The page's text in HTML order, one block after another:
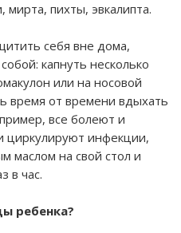
мирта, пихты, эвкалипта.
себя вне дома,
капнуть несколько
или на носовой
время от времени вдыхать
все болеют и
циркулируют инфекции,
маслом на свой стол и
в час.
ребенка?